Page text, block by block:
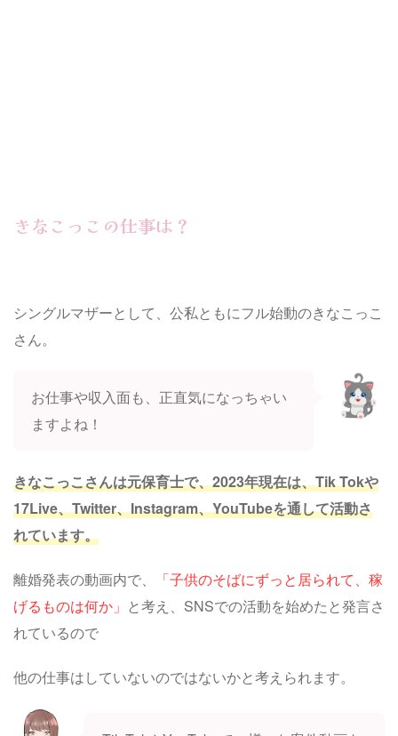
きなこっこの仕事は？
シングルマザーとして、公私ともにフル始動のきなこっこ
さん。
お仕事や収入面も、正直気になっちゃい
ますよね！
きなこっこさんは元保育士で、2023年現在は、Tik Tokや
17Live、Twitter、Instagram、YouTubeを通して活動さ
れています。
離婚発表の動画内で、
「子供のそばにずっと居られて、稼
げるものは何か」 と考え、SNSでの活動を始めたと発言さ
れているので
他の仕事はしていないのではないかと考えられます。